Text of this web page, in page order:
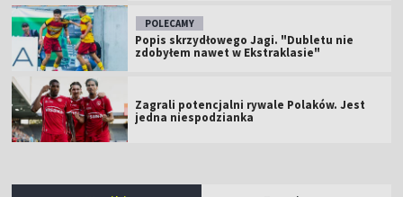
POLECAMY
Popis skrzydłowego Jagi. "Dubletu nie
zdobyłem nawet w Ekstraklasie"
Zagrali potencjalni rywale Polaków. Jest
jedna niespodzianka